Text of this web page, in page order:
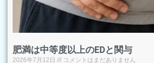
肥満は中等度以上のEDと関与
2026年7月12日 コメントはまだありません